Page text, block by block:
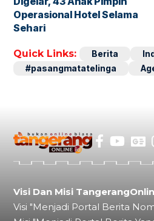
Operasional Hotel Selama
Sehari
Quick Links: Berita
#pasangmatatelinga
Visi Dan Misi
Visi "Menjadi Portal Berita